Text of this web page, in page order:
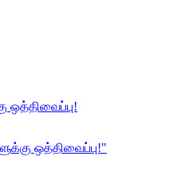
ஒத்திவைப்பு!
ஒத்திவைப்பு!"